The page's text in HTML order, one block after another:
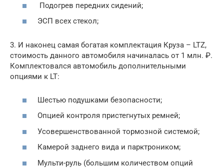
Подогрев передних сидений;
ЭСП всех стекол;
3. И наконец самая богатая комплектация Круза – LTZ,
стоимость данного автомобиля начиналась от 1 млн. ₽.
Комплектовался автомобиль дополнительными
опциями к LT:
Шестью подушками безопасности;
Опцией контроля пристегнутых ремней;
Усовершенствованной тормозной системой;
Камерой заднего вида и парктроником;
Мульти-руль (большим количеством опций